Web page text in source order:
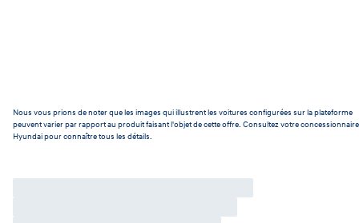
Nous vous prions de noter que les images qui illustrent les voitures configurées sur la plateforme
peuvent varier par rapport au produit faisant l'objet de cette offre. Consultez votre concessionnaire
Hyundai pour connaître tous les détails.